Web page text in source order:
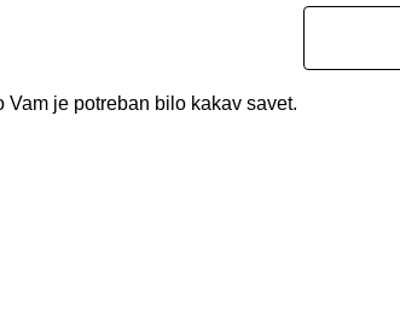
je potreban bilo kakav savet.